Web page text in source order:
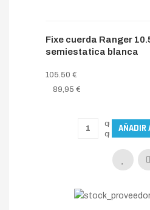
Fixe cuerda Ranger
semiestatica blanca
105.50 €
89,95 €